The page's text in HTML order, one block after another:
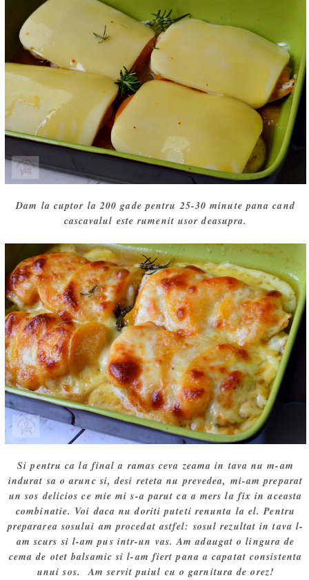
Dam la cuptor la 200 gade pentru 25-30 minute pana cand
cascavalul este rumenit usor deasupra.
Si pentru ca la final a ramas ceva zeama in tava nu m-am
indurat sa o arunc si, desi reteta nu prevedea, mi-am preparat
un sos delicios ce mie mi s-a parut ca a mers la fix in aceasta
combinatie. Voi daca nu doriti puteti renunta la el. Pentru
prepararea sosului am procedat astfel: sosul rezultat in tava l-
am scurs si l-am pus intr-un vas. Am adaugat o lingura de
cema de otet balsamic si l-am fiert pana a capatat consistenta
unui sos. Am servit puiul cu o garnitura de orez!